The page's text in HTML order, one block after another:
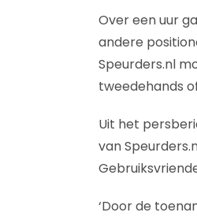
Over een uur
andere
Speurders.nl
tweedehands
Uit het
van
‘Door de